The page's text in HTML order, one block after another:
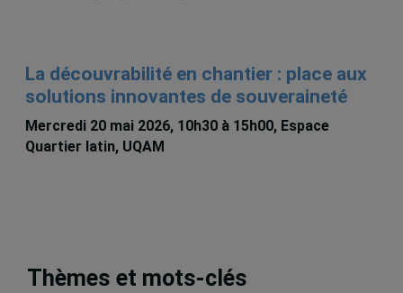
La découvrabilité en chantier : place aux
solutions innovantes de souveraineté
Mercredi 20 mai 2026, 10h30 à 15h00, Espace
Quartier latin, UQAM
Thèmes et mots-clés